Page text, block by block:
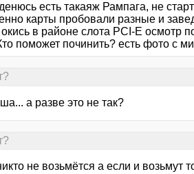
есть такаяж Рампага, не
карты пробовали разные и
в районе слота PCI-E осмотр
поможет починить? есть фото с
а разве это не так?
не возьмётся а если и возьмут